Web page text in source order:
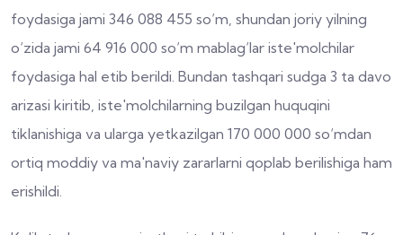
foydasiga jami 346 088 455 so‘m, shundan joriy yilning
o‘zida jami 64 916 000 so‘m mablag‘lar iste'molchilar
foydasiga hal etib berildi. Bundan tashqari sudga 3 ta davo
arizasi kiritib, iste'molchilarning buzilgan huquqini
tiklanishiga va ularga yetkazilgan 170 000 000 so‘mdan
ortiq moddiy va ma'naviy zararlarni qoplab berilishiga ham
erishildi.